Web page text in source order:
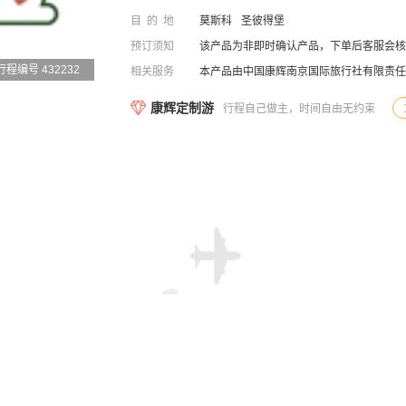
程编号 432232
目的地
莫斯科
圣彼得堡
预订须知
该产品为非即时确认产品，下单后客服会
相关服务
本产品由中国康辉南京国际旅行社有限责
康辉定制游 行程自己做主，时间自由无约束